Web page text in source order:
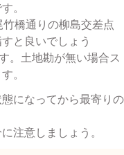
。
橋通りの柳島交差点
と良いでしょう
。土地勘が無い場合ス
。
になってから最寄りの
注意しましょう。